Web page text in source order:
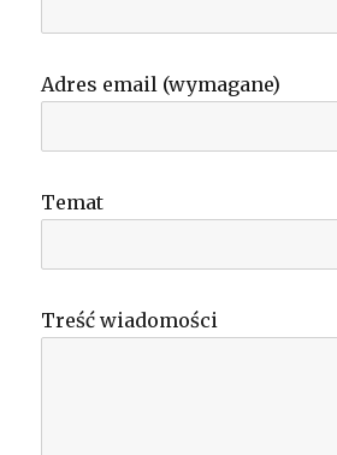
Adres email (wymagane)
Temat
Treść wiadomości